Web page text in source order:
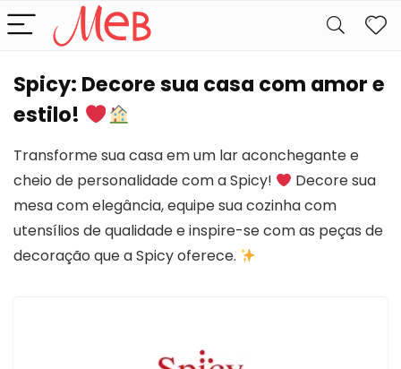
Spicy: Decore sua casa com amor e
estilo!
Transforme sua casa em um lar aconchegante e
cheio de personalidade com a Spicy!
Decore sua
mesa com elegância, equipe sua cozinha com
utensílios de qualidade e inspire-se com as peças de
decoração que a Spicy oferece.